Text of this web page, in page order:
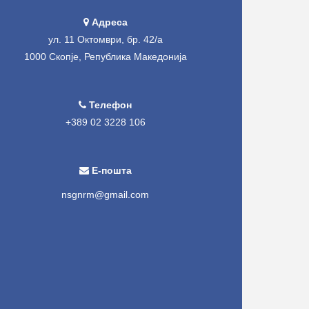
Адреса
ул. 11 Октомври, бр. 42/а
1000 Скопје, Република Македонија
Телефон
+389 02 3228 106
Е-пошта
nsgnrm@gmail.com